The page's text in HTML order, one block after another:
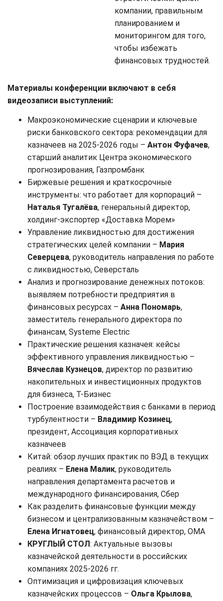
компании, правильным
планированием и
мониторингом для того,
чтобы избежать
финансовых трудностей.
Материалы конференции включают в себя
видеозаписи выступлений:
Макроэкономические сценарии и ключевые
риски банковского сектора: рекомендации для
казначеев на 2025-2026 годы – Антон Фуфачев,
старший аналитик Центра экономического
прогнозирования, Газпромбанк
Биржевые решения и краткосрочные
инструменты: что работает для корпораций –
Наталья Тугалёва, генеральный директор,
холдинг-экспортер «Доставка Морем»
Управление ликвидностью для достижения
стратегических целей компании – Мария
Северцева, руководитель направления по работе
с ликвидностью, Северсталь
Анализ и прогнозирование денежных потоков:
выявляем потребности предприятия в
финансовых ресурсах – Анна Пономарь,
заместитель генерального директора по
финансам, Systeme Electric
Практические решения казначея: кейсы
эффективного управления ликвидностью –
Вячеслав Кузнецов, директор по развитию
накопительных и инвестиционных продуктов
для бизнеса, Т-Бизнес
Построение взаимодействия с банками в период
турбулентности – Владимир Козинец,
президент, Ассоциация корпоративных
казначеев
Китай: обзор лучших практик по ВЭД в текущих
реалиях – Елена Малик, руководитель
направления департамента расчетов и
международного финансирования, Сбер
Как разделить финансовые функции между
бизнесом и централизованным казначейством –
Елена Игнатовец, финансовый директор, ОМА
КРУГЛЫЙ СТОЛ: Актуальные вызовы
казначейской деятельности в российских
компаниях 2025-2026 гг.
Оптимизация и цифровизация ключевых
казначейских процессов – Ольга Крылова,